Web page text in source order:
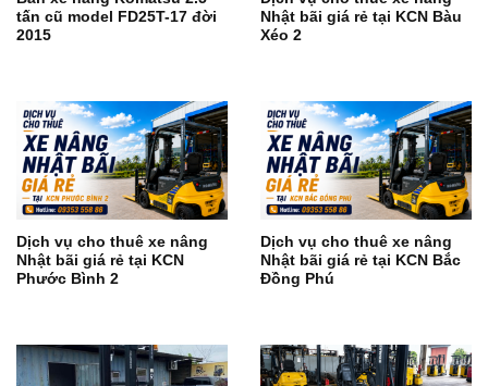
tấn cũ model FD25T-17 đời
2015
Nhật bãi giá rẻ tại KCN Bàu
Xéo 2
Dịch vụ cho thuê xe nâng
Nhật bãi giá rẻ tại KCN
Phước Bình 2
Dịch vụ cho thuê xe nâng
Nhật bãi giá rẻ tại KCN Bắc
Đồng Phú